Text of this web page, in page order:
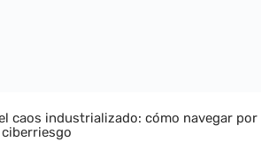
caos industrializado: cómo navegar por